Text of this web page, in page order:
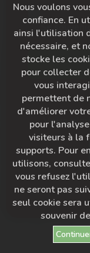
Se
Vous
Nous voulons
confiance. En
ainsi l'utilisation
nécessaire, et
stocke les
pour collecter
vous
permettent de
d'améliorer
pour
visiteurs à la
supports. Pour
utilisons,
vous refusez
ne seront pas
seul cookie sera
souvenir